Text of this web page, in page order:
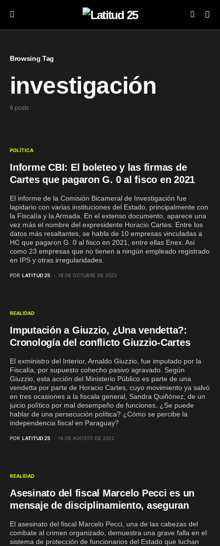
Browsing Tag
investigación
6 posts
POLÍTICA
Informe CBI: El boleteo y las firmas de
Cartes que pagaron G. 0 al fisco en 2021
El informe de la Comisión Bicameral de Investigación fue
lapidario con varias instituciones del Estado, principalmente con
la Fiscalía y la Armada. En el extenso documento, aparece una
vez más el nombre del expresidente Horacio Cartes. Entre los
datos más resaltantes, se habla de 10 empresas vinculadas a
HC que pagaron G. 0 al fisco en 2021, entre ellas Enex. Así
como 23 empresas que no tienen a ningún empleado registrado
en IPS y otras irregularidades.
POR LATITUD 25 18 DE OCTUBRE DE 2022
REALIDAD
Imputación a Giuzzio, ¿Una vendetta?:
Cronología del conflicto Giuzzio-Cartes
El exministro del Interior, Arnaldo Giuzzio, fue imputado por la
Fiscalía, por supuesto cohecho pasivo agravado. Según
Giuzzio, esta acción del Ministerio Público es parte de una
vendetta por parte de Horacio Cartes, cuyo movimiento ya salvó
en tres ocasiones a la fiscala general, Sandra Quiñónez, de un
juicio político por mal desempeño de funciones. ¿Se puede
hablar de una persecución política? ¿Cómo se percibe la
independencia fiscal en Paraguay?
POR LATITUD 25 16 DE AGOSTO DE 2022
REALIDAD
Asesinato del fiscal Marcelo Pecci es un
mensaje de disciplinamiento, aseguran
El asesinato del fiscal Marcelo Pecci, una de las cabezas del
combate al crimen organizado, demuestra una grave falla en el
sistema de protección de funcionarios del Estado que luchan